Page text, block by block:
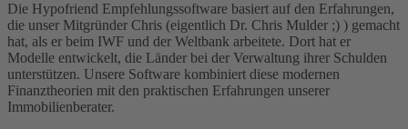
Die Hypofriend Empfehlungssoftware basiert auf den Erfahrungen,
die unser Mitgründer Chris (eigentlich Dr. Chris Mulder ;) ) gemacht
hat, als er beim IWF und der Weltbank arbeitete. Dort hat er
Modelle entwickelt, die Länder bei der Verwaltung ihrer Schulden
unterstützen. Unsere Software kombiniert diese modernen
Finanztheorien mit den praktischen Erfahrungen unserer
Immobilienberater.